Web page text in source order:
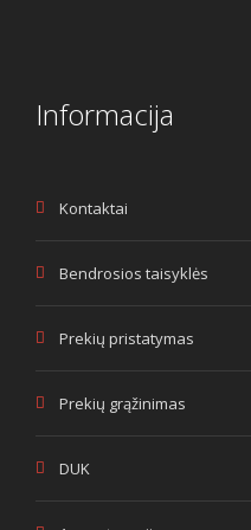
Informacija
Kontaktai
Bendrosios taisyklės
Prekių pristatymas
Prekių grąžinimas
DUK